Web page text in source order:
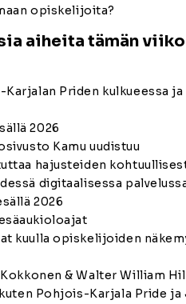
opiskelijoita?
aiheita tämän
Karjalan Priden kulkueessa
2026
Kamu uudistuu
hajusteiden
digitaalisessa
2026
kuulla opiskelijoiden
& Walter William
Pohjois-Karjala Pride ja